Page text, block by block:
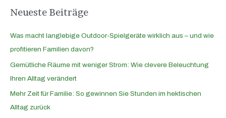
Neueste Beiträge
Was macht langlebige Outdoor-Spielgeräte wirklich aus – und wie
profitieren Familien davon?
Gemütliche Räume mit weniger Strom: Wie clevere Beleuchtung
Ihren Alltag verändert
Mehr Zeit für Familie: So gewinnen Sie Stunden im hektischen
Alltag zurück